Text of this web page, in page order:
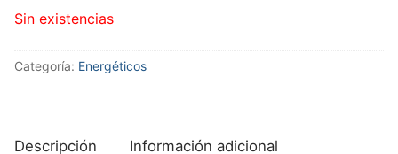
Sin existencias
Categoría: Energéticos
Descripción Información adicional